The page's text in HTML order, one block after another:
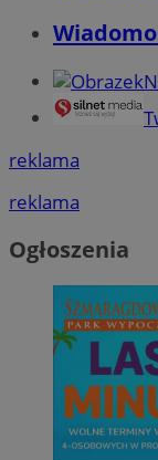
reklama
reklama
Ogłoszenia